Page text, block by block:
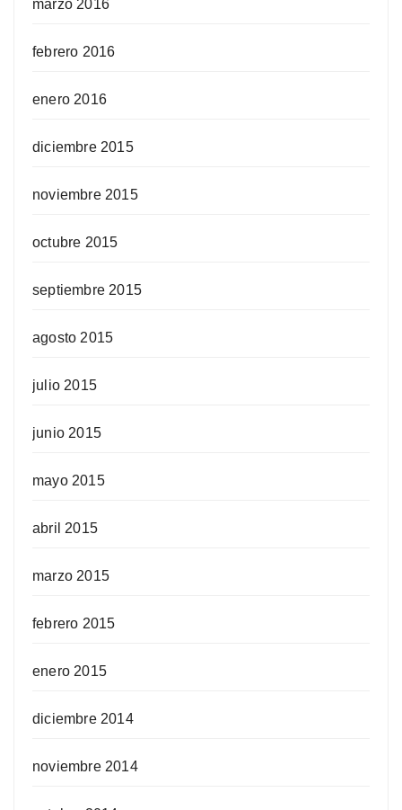
marzo 2016
febrero 2016
enero 2016
diciembre 2015
noviembre 2015
octubre 2015
septiembre 2015
agosto 2015
julio 2015
junio 2015
mayo 2015
abril 2015
marzo 2015
febrero 2015
enero 2015
diciembre 2014
noviembre 2014